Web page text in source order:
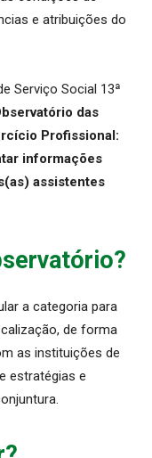
e atribuições do
Serviço Social 13ª
das
Profissional:
informações
assistentes
a categoria para
de forma
as instituições de
estratégias e